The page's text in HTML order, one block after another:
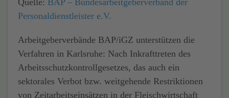
Quelle: BAP – Bundesarbeitgeber­verband der
Personal­dienstleister e.V.
Arbeitgeberverbände BAP/iGZ unterstützen die
Verfahren in Karlsruhe: Nach Inkrafttreten des
Arbeitsschutzkontrollgesetzes, das auch ein
sektorales Verbot bzw. weitgehende Restriktionen
von Zeitarbeitseinsätzen in der Fleischwirtschaft